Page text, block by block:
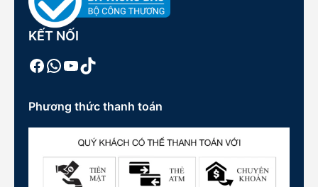
KẾT NỐI
Facebook
WhatsApp
Youtube
TikTok
Phương thức thanh toán